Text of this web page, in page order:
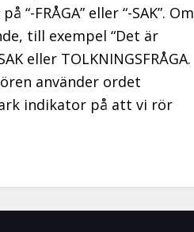
FRÅGA” eller “-SAK”. Om
till exempel “Det är
eller TOLKNINGSFRÅGA.
använder ordet
indikator på att vi rör